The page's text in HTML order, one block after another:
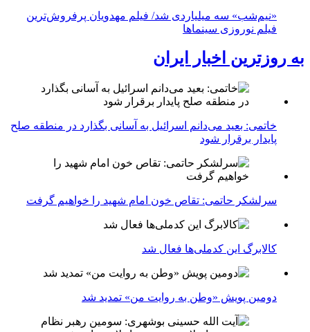
«نیم‌شب» سه میلیاردی شد/ فیلم مهدویان پرفروش‌ترین
فیلم نوروزی سینماها
به روزترین اخبار ایران
خاتمی: بعید می‌دانم اسرائیل به آسانی بگذارد در منطقه صلح
پایدار برقرار شود
سرلشکر حاتمی: تقاص خون امام شهید را خواهیم گرفت
کالابرگ این کدملی‌ها فعال شد
دومین پویش «وطن به روایت من» تمدید شد